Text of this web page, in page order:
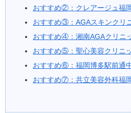
おすすめ②：クレアージュ福
おすすめ③：AGAスキンクリ
おすすめ④：湘南AGAクリニ
おすすめ⑤：聖心美容クリニ
おすすめ⑥：福岡博多駅前通
おすすめ⑦：共立美容外科福